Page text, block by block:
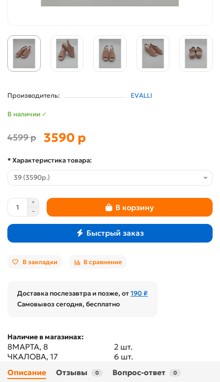
Производитель: EVALLI
В наличии ✓
4599 р 3590 р
* Характеристика товара:
В корзину
Быстрый заказ
В закладки В сравнение
Доставка послезавтра и позже, от190 ₽
Самовывоз сегодня, бесплатно
Наличие в магазинах:
8МАРТА, 8
2 шт.
ЧКАЛОВА, 17
6 шт.
Описание Отзывы 0 Вопрос-ответ 0